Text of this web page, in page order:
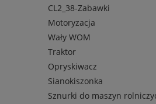
CL2_38-Zabawki
Motoryzacja
Wały WOM
Traktor
Opryskiwacz
Sianokiszonka
Sznurki do maszyn